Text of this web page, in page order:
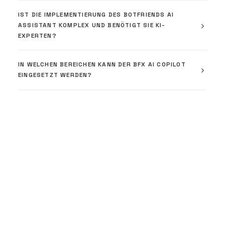
IST DIE IMPLEMENTIERUNG DES BOTFRIENDS AI
ASSISTANT KOMPLEX UND BENÖTIGT SIE KI-
EXPERTEN?
IN WELCHEN BEREICHEN KANN DER BFX AI COPILOT
EINGESETZT WERDEN?